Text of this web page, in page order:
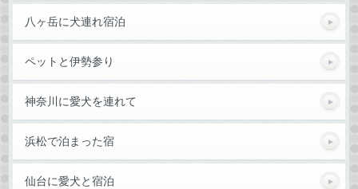
八ヶ岳に犬連れ宿泊
ペットと伊勢参り
神奈川に愛犬を連れて
浜松で泊まった宿
仙台に愛犬と宿泊